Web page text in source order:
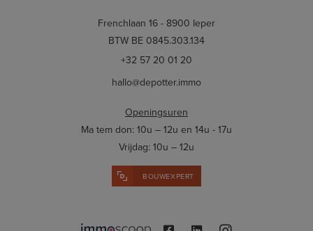
Frenchlaan 16 - 8900 Ieper
BTW BE 0845.303.134
+32 57 20 01 20
hallo@depotter.immo
Openingsuren
Ma tem don: 10u – 12u en 14u - 17u
Vrijdag: 10u – 12u
BOUWEXPERT